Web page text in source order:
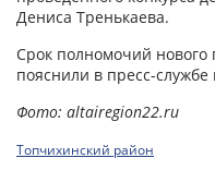
Дениса Тренькаева.
Срок полномочий нового
пояснили в пресс-службе
Фото: altairegion22.ru
Топчихинский район